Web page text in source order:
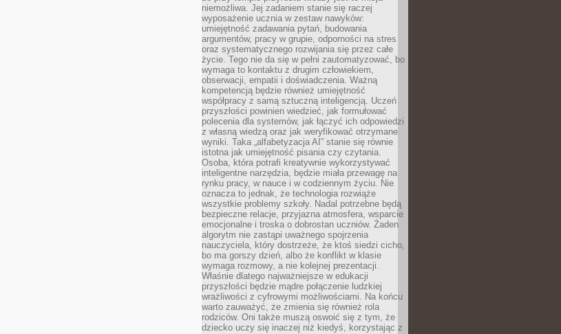
niemożliwa. Jej zadaniem stanie się raczej
wyposażenie ucznia w zestaw nawyków:
umiejętność zadawania pytań, budowania
argumentów, pracy w grupie, odporności na stres
oraz systematycznego rozwijania się przez całe
życie. Tego nie da się w pełni zautomatyzować, bo
wymaga to kontaktu z drugim człowiekiem,
obserwacji, empatii i doświadczenia. Ważną
kompetencją będzie również umiejętność
współpracy z samą sztuczną inteligencją. Uczeń
przyszłości powinien wiedzieć, jak formułować
polecenia dla systemów, jak łączyć ich odpowiedzi
z własną wiedzą oraz jak weryfikować otrzymane
wyniki. Taka „alfabetyzacja AI” stanie się równie
istotna jak umiejętność pisania czy czytania.
Osoba, która potrafi kreatywnie wykorzystywać
inteligentne narzędzia, będzie miała przewagę na
rynku pracy, w nauce i w codziennym życiu. Nie
oznacza to jednak, że technologia rozwiąże
wszystkie problemy szkoły. Nadal potrzebne będą
bezpieczne relacje, przyjazna atmosfera, wsparcie
emocjonalne i troska o dobrostan uczniów. Żaden
algorytm nie zastąpi uważnego spojrzenia
nauczyciela, który dostrzeże, że ktoś siedzi cicho,
bo ma gorszy dzień, albo że konflikt w klasie
wymaga rozmowy, a nie kolejnej prezentacji.
Właśnie dlatego najważniejsze w edukacji
przyszłości będzie mądre połączenie ludzkiej
wrażliwości z cyfrowymi możliwościami. Na końcu
warto zauważyć, że zmienia się również rola
rodziców. Oni także muszą oswoić się z tym, że
dziecko uczy się inaczej niż kiedyś, korzystając z